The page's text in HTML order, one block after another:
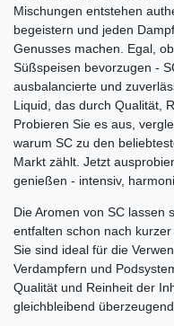
Mischungen entstehen
begeistern und jeden
Genusses machen. Egal,
Süßspeisen bevorzugen -
ausbalancierte und
Liquid, das durch Qualität,
Probieren Sie es aus,
warum SC zu den
Markt zählt. Jetzt
genießen - intensiv,
Die Aromen von SC lassen
entfalten schon nach
Sie sind ideal für die
Verdampfern und
Qualität und Reinheit der
gleichbleibend